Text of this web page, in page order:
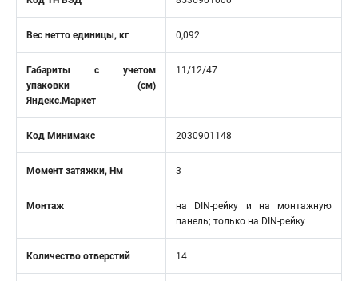
Вес нетто единицы, кг 0,092
Габариты с учетом
упаковки (см)
Яндекс.Маркет
11/12/47
Код Минимакс 2030901148
Момент затяжки, Нм 3
Монтаж
на DIN-рейку и на монтажную
панель; только на DIN-рейку
Количество отверстий 14